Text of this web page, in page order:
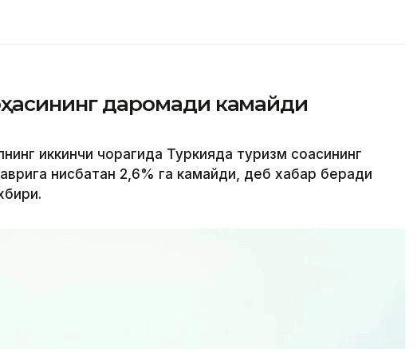
даромади камайди
иккинчи чорагида Туркияда туризм соҳасининг
нисбатан 2,6% га камайди, деб хабар беради